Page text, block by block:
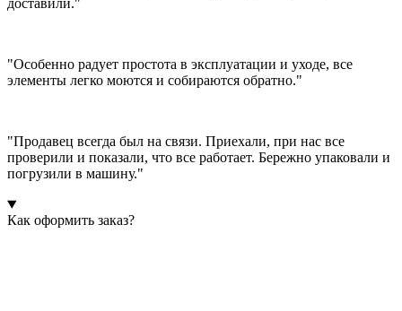
доставили."
"Особенно радует простота в эксплуатации и уходе, все
элементы легко моются и собираются обратно."
"Продавец всегда был на связи. Приехали, при нас все
проверили и показали, что все работает. Бережно упаковали и
погрузили в машину."
Как оформить заказ?